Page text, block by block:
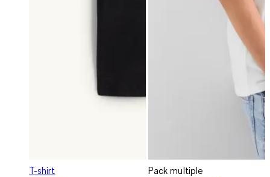
T-shirt
Pack multiple